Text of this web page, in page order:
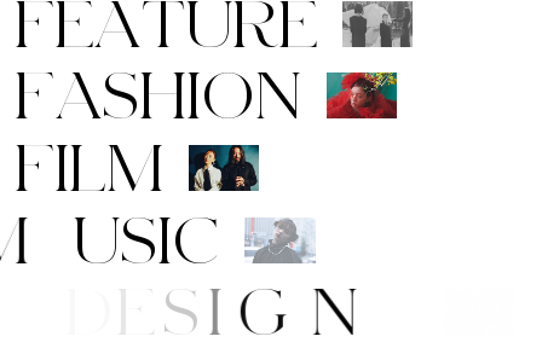
FEATURE
FASHION
FILM
M USIC
T/D ES IG